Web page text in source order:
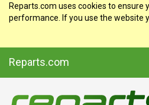
Reparts.com uses cookies to ensure
performance. If you use the website
Reparts.com